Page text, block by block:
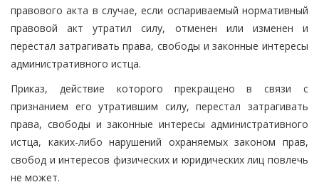
правового акта в случае, если оспариваемый нормативный
правовой акт утратил силу, отменен или изменен и
перестал затрагивать права, свободы и законные интересы
административного истца.
Приказ, действие которого прекращено в связи с
признанием его утратившим силу, перестал затрагивать
права, свободы и законные интересы административного
истца, каких-либо нарушений охраняемых законом прав,
свобод и интересов физических и юридических лиц повлечь
не может.